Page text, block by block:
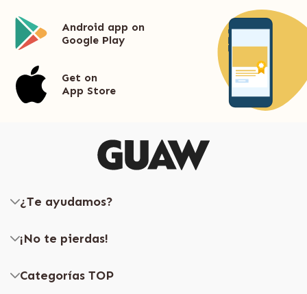
Android app on
Google Play
Get on
App Store
¿Te ayudamos?
¡No te pierdas!
Categorías TOP